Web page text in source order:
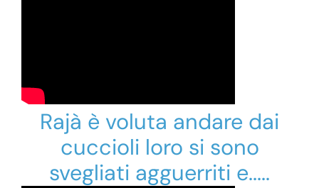
Rajà è voluta andare dai
cuccioli loro si sono
svegliati agguerriti e.....